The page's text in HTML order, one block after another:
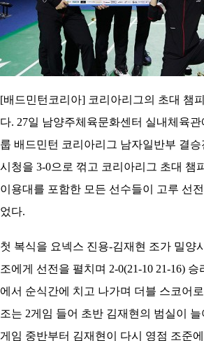
[배드민턴코리아] 코리아리그의 초대 챔
다. 27일 남양주체육문화센터 실내체육관
룹 배드민턴 코리아리그 남자일반부 결
시청을 3-0으로 꺾고 코리아리그 초대 챔
이용대를 포함한 모든 선수들이 고루 선
었다.
첫 복식을 요넥스 진용-김재현 조가 밀양
조에게 선전을 펼치며 2-0(21-10 21-16)
에서 순식간에 치고 나가며 더블 스코어
조는 2게임 들어 초반 김재현의 범실이
게임 중반부터 김재현이 다시 영점 조준